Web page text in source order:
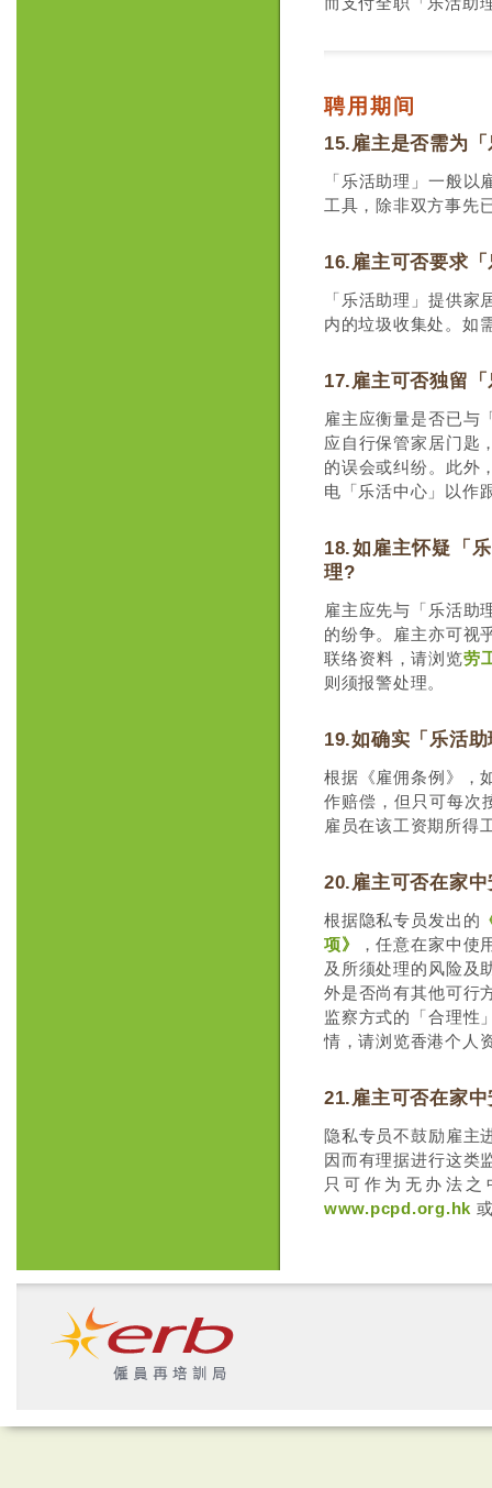
聘用期间
15.雇主是否需为
「乐活助理」一般
工具，除非双方事先
16.雇主可否要求
「乐活助理」提供
内的垃圾收集处。如
17.雇主可否独留
雇主应衡量是否已与
应自行保管家居门匙
的误会或纠纷。此外
电「乐活中心」以作
18.如雇主怀疑「
理?
雇主应先与「乐活助
的纷争。雇主亦可视
联络资料，请浏览劳
则须报警处理。
19.如确实「乐活
根据《雇佣条例》，
作赔偿，但只可每次
雇员在该工资期所得
20.雇主可否在家
根据隐私专员发出的
项》
，任意在家中使
及所须处理的风险及
外是否尚有其他可行
监察方式的「合理性
情，请浏览香港个人
21.雇主可否在家
隐私专员不鼓励雇主
因而有理据进行这类
只可作为无办法
www.pcpd.org.hk